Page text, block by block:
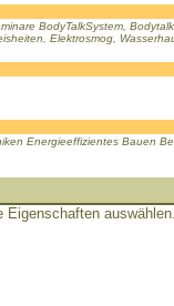
BodyTalkSystem,
Elektrosmog,
Energieeffizientes Bauen
Eigenschaften